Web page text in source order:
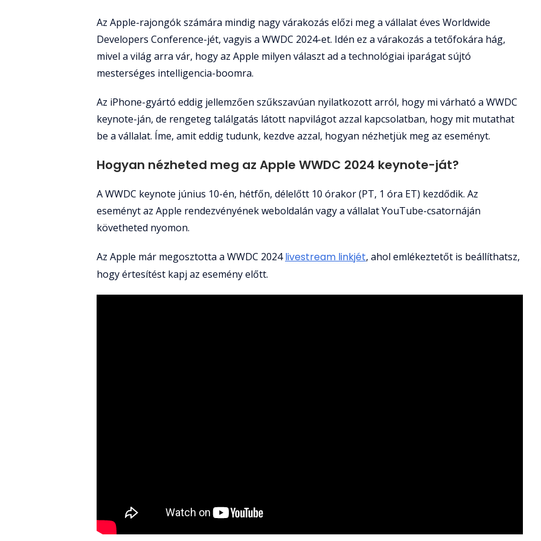
Az Apple-rajongók számára mindig nagy várakozás előzi meg a vállalat éves Worldwide
Developers Conference-jét, vagyis a WWDC 2024-et. Idén ez a várakozás a tetőfokára hág,
mivel a világ arra vár, hogy az Apple milyen választ ad a technológiai iparágat sújtó
mesterséges intelligencia-boomra.
Az iPhone-gyártó eddig jellemzően szűkszavúan nyilatkozott arról, hogy mi várható a WWDC
keynote-ján, de rengeteg találgatás látott napvilágot azzal kapcsolatban, hogy mit mutathat
be a vállalat. Íme, amit eddig tudunk, kezdve azzal, hogyan nézhetjük meg az eseményt.
Hogyan nézheted meg az Apple WWDC 2024 keynote-ját?
A WWDC keynote június 10-én, hétfőn, délelőtt 10 órakor (PT, 1 óra ET) kezdődik. Az
eseményt az Apple rendezvényének weboldalán vagy a vállalat YouTube-csatornáján
követheted nyomon.
Az Apple már megosztotta a WWDC 2024livestream linkjét, ahol emlékeztetőt is beállíthatsz,
hogy értesítést kapj az esemény előtt.